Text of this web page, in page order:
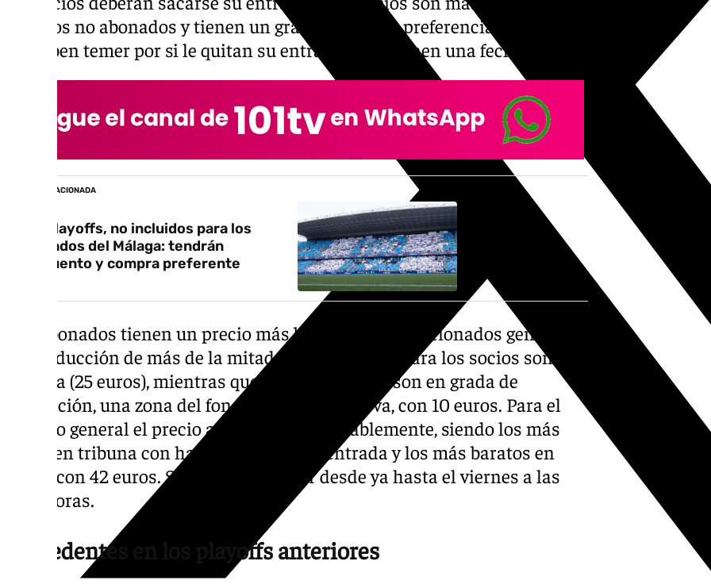
para los no abonados y tienen un gran periodo de preferencia, por lo que
no deben temer por si le quitan su entrada, pero tienen una fecha límite.
NOTICIA RELACIONADA
Los playoffs, no incluidos para los
abonados del Málaga: tendrán
descuento y compra preferente
Los abonados tienen un precio más barato que los aficionados generales,
con reducción de más de la mitad. Los más caros para los socios son en
tribuna (25 euros), mientras que los más baratos son en grada de
animación, una zona del fondo y otra de la curva, con 10 euros. Para el
público general el precio asciende considerablemente, siendo los más
caros en tribuna con hasta 85 euros por entrada y los más baratos en
fondo con 42 euros. Se pueden adquirir desde ya hasta el viernes a las
7.00 horas.
Precedentes en los playoffs anteriores